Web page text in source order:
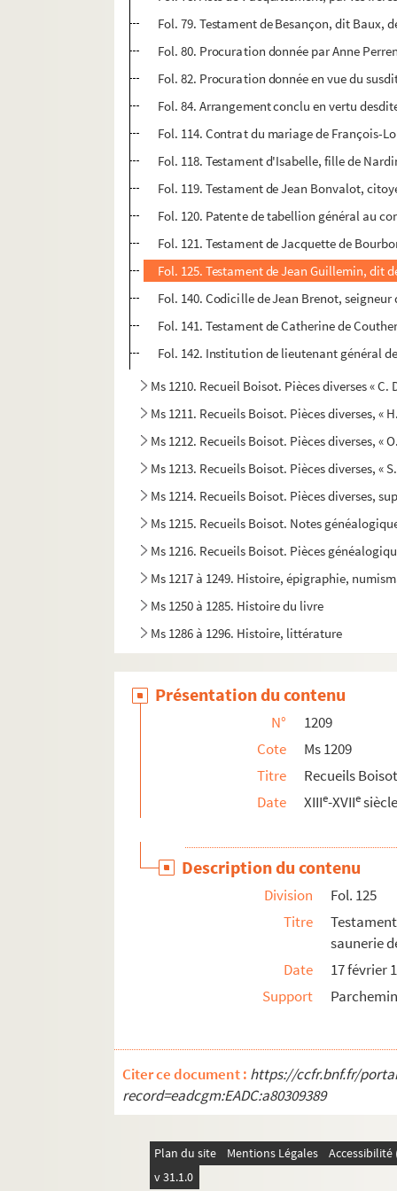
Fol. 79. Testament de Besançon, dit Baux,
Fol. 80. Procuration donnée par Anne
Fol. 82. Procuration donnée en vue du
Fol. 84. Arrangement conclu en vertu
Fol. 114. Contrat du mariage de François-
Fol. 118. Testament d'Isabelle, fille de
Fol. 119. Testament de Jean Bonvalot,
Fol. 120. Patente de tabellion général au
Fol. 121. Testament de Jacquette de
Fol. 125. Testament de Jean Guillemin, dit
Fol. 140. Codicille de Jean Brenot,
Fol. 141. Testament de Catherine de
Fol. 142. Institution de lieutenant général
Ms 1210. Recueil Boisot. Pièces diverses « C.
Ms 1211. Recueils Boisot. Pièces diverses, «
Ms 1212. Recueils Boisot. Pièces diverses, «
Ms 1213. Recueils Boisot. Pièces diverses, « S.
Ms 1214. Recueils Boisot. Pièces diverses,
Ms 1215. Recueils Boisot. Notes
Ms 1216. Recueils Boisot. Pièces
Ms 1217 à 1249. Histoire, épigraphie,
Ms 1250 à 1285. Histoire du livre
Ms 1286 à 1296. Histoire, littérature
Présentation du contenu
N°
1209
Cote
Ms 1209
Titre
Recueils
Date
XIIIe-XVIIe
Description du contenu
Division
Fol. 125
Titre
saunerie
Date
17 février
Support
Citer ce document : https://ccfr.bnf.fr/
record=eadcgm:EADC:a80309389
Plan du site Mentions Légales
v 31.1.0